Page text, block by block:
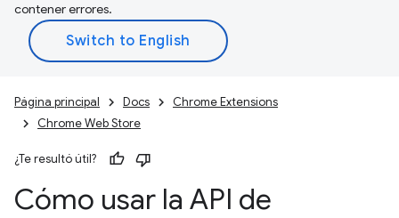
contener errores.
Página principal Docs
Chrome Extensions
Chrome Web Store
¿Te resultó útil?
Cómo usar la API de